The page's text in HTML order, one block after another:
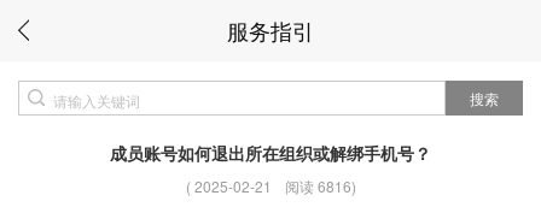
服务指引
搜索
成员账号如何退出所在组织或解绑手机号？
(2025-02-21 阅读 6816)